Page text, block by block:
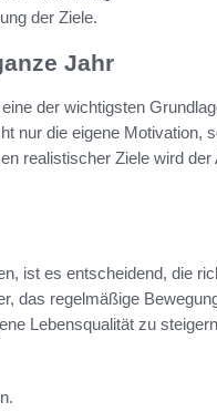
der Ziele.
Jahr
der wichtigsten
nur die eigene Motivation,
realistischer Ziele wird
ist es entscheidend, die
das regelmäßige
Lebensqualität zu